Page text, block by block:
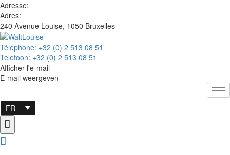
Adresse:
Adres:
240 Avenue Louise, 1050 Bruxelles
Téléphone: +32 (0) 2 513 08 51
Telefoon: +32 (0) 2 513 08 51
Afficher l'e-mail
E-mail weergeven
FR